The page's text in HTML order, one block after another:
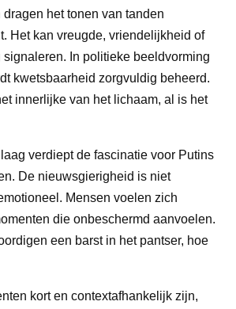
het tonen van tanden
Het kan vreugde, vriendelijkheid of
In politieke beeldvorming
kwetsbaarheid zorgvuldig beheerd.
innerlijke van het lichaam, al is het
verdiept de fascinatie voor Putins
De nieuwsgierigheid is niet
Mensen voelen zich
die onbeschermd aanvoelen.
een barst in het pantser, hoe
kort en contextafhankelijk zijn,